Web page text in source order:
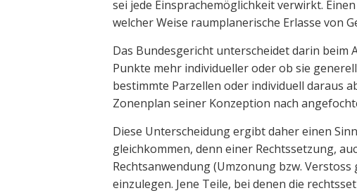
sei jede Einsprachemöglichkeit verwirkt.
welcher Weise raumplanerische Erlasse von
Das Bundesgericht unterscheidet darin
Punkte mehr individueller oder ob sie
bestimmte Parzellen oder individuell daraus
Zonenplan seiner Konzeption nach
Diese Unterscheidung ergibt daher einen
gleichkommen, denn einer Rechtssetzung,
Rechtsanwendung (Umzonung bzw.
einzulegen. Jene Teile, bei denen die